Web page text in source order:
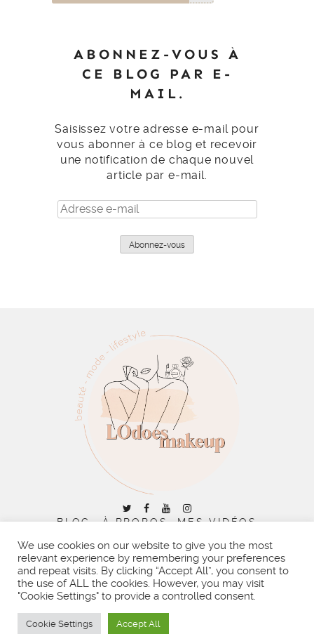
ABONNEZ-VOUS À
CE BLOG PAR E-
MAIL.
Saisissez votre adresse e-mail pour
vous abonner à ce blog et recevoir
une notification de chaque nouvel
article par e-mail.
Adresse
e-
Abonnez-vous
BLOG À PROPOS
MES VIDÉOS
RECHERCHER :
We use cookies on our website to give you the most
relevant experience by remembering your preferences
and repeat visits. By clicking “Accept All”, you consent to
the use of ALL the cookies. However, you may visit
"Cookie Settings" to provide a controlled consent.
Cookie Settings Accept All